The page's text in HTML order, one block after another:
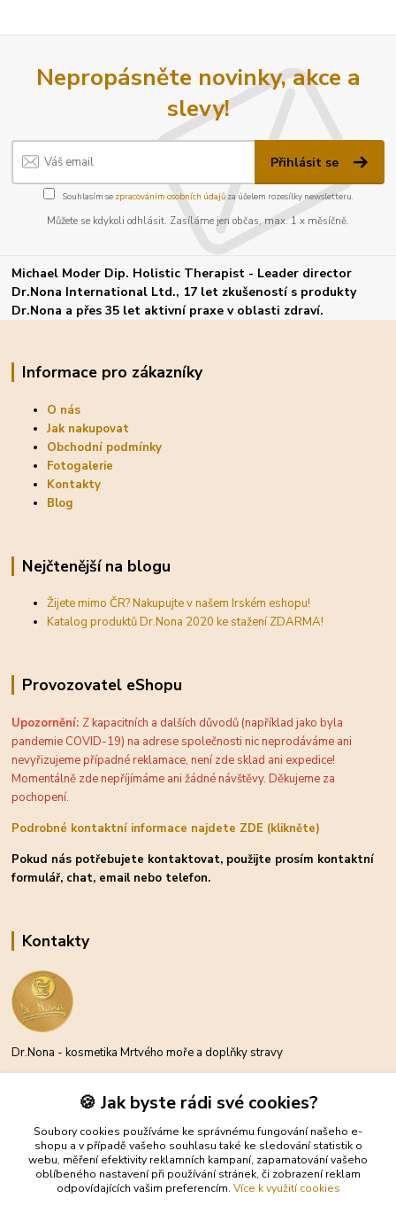
Nepropásněte novinky, akce a
slevy!
Přihlásit se
Souhlasím se zpracováním osobních údajůza účelem rozesílky newsletteru.
Můžete se kdykoli odhlásit. Zasíláme jen občas, max. 1 x měsíčně.
Michael Moder Dip. Holistic Therapist - Leader director
Dr.Nona International Ltd., 17 let zkušeností s produkty
Dr.Nona a přes 35 let aktivní praxe v oblasti zdraví.
Informace pro zákazníky
O nás
Jak nakupovat
Obchodní podmínky
Fotogalerie
Kontakty
Blog
Nejčtenější na blogu
Žijete mimo ČR? Nakupujte v našem Irském eshopu!
Katalog produktů Dr.Nona 2020 ke stažení ZDARMA!
Provozovatel eShopu
Upozornění: Z kapacitních a dalších důvodů (například jako byla
pandemie COVID-19) na adrese společnosti nic neprodáváme ani
nevyřizujeme případné reklamace, není zde sklad ani expedice!
Momentálně zde nepříjímáme ani žádné návštěvy. Děkujeme za
pochopení.
Podrobné kontaktní informace najdete ZDE (klikněte)
Pokud nás potřebujete kontaktovat, použijte prosím kontaktní
formulář, chat, email nebo telefon.
Kontakty
Dr.Nona - kosmetika Mrtvého moře a doplňky stravy
Michael Moder
+420 734 300 212
(Po-Pá, 8-16 hod.)
info@eshop-drnona.cz
🍪 Jak byste rádi své cookies?
Soubory cookies používáme ke správnému fungování našeho e-
shopu a v případě vašeho souhlasu také ke sledování statistik o
webu, měření efektivity reklamních kampaní, zapamatování vašeho
oblíbeného nastavení při používání stránek, či zobrazení reklam
odpovídajících vašim preferencím. Více k využití cookies